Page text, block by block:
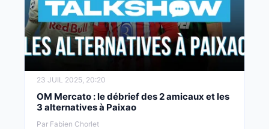
23 JUIL 2025, 20:20
OM Mercato : le débrief des 2 amicaux et les
3 alternatives à Paixao
Par Fabien Chorlet